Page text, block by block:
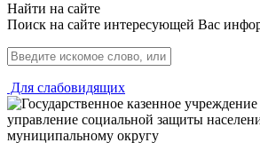
Найти на сайте
Поиск на сайте интересующей Вас
Для слабовидящих